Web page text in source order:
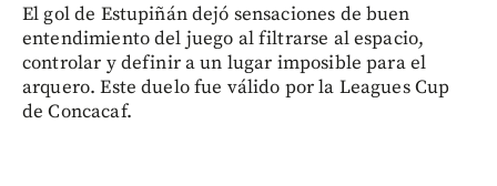
El gol de Estupiñán dejó sensaciones de buen
entendimiento del juego al filtrarse al espacio,
controlar y definir a un lugar imposible para el
arquero. Este duelo fue válido por la Leagues Cup
de Concacaf.